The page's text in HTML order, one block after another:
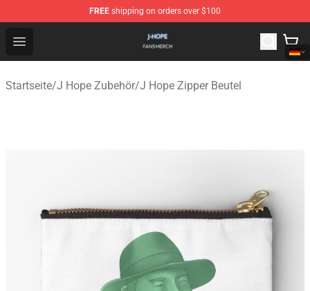
FREE shipping on orders over $100
Open menu
J Hope Shop - Official J Hope Merchandise Store
Startseite/J Hope Zubehör/J Hope Zipper Beutel